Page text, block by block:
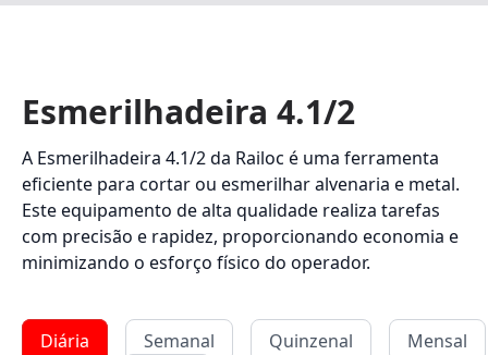
Esmerilhadeira 4.1/2
A Esmerilhadeira 4.1/2 da Railoc é uma ferramenta
eficiente para cortar ou esmerilhar alvenaria e metal.
Este equipamento de alta qualidade realiza tarefas
com precisão e rapidez, proporcionando economia e
minimizando o esforço físico do operador.
Diária Semanal Quinzenal
Mensal